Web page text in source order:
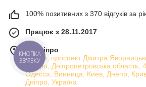
100% позитивних з 370 відгуків за
Працює з 28.11.2017
м. Дніпро
Атріум, проспект Дмитра
Дніпро, Дніпропетровська
Одесса, Винница, Киев, Днепр,
Дніпро, Україна
КНОПКА
ЗВ'ЯЗКУ